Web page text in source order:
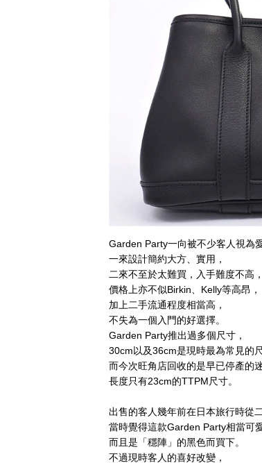
Garden Party一向被不少客人視為
一來設計簡約大方、實用，
二來不至於太難買，入手難度不高，
價格上亦不似Birkin、Kelly等高昂，
加上二手流通程度相當高，
不失為一個入門的好選擇。
Garden Party推出過多個尺寸，
30cm以及36cm是現時最為常見的
而今次旺角店回收的是早已停產的
長度只有23cm的TTPM尺寸。
出售的客人幾年前在日本旅行時從
當時覺得這款Garden Party相當可
而且是「穩陣」的黑色而買下。
不過現時客人的喜好改變，